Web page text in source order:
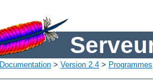
Documentation > Version 2.4 > Programmes